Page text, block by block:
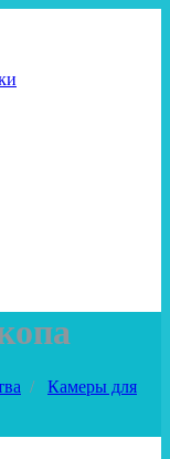
/ Камеры для